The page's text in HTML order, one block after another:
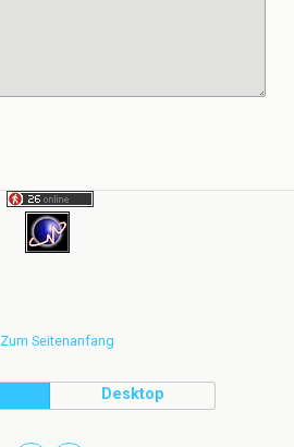
Zum Seitenanfang
Desktop